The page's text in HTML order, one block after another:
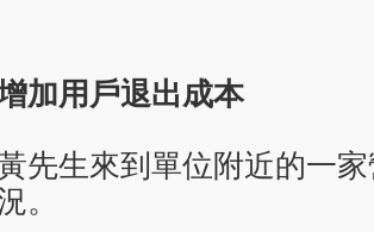
加用戶退出成本
先生來到單位附近的一
。